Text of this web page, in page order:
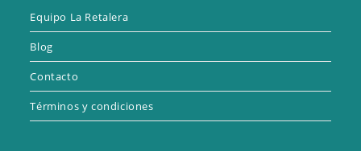
Equipo La Retalera
Blog
Contacto
Términos y condiciones